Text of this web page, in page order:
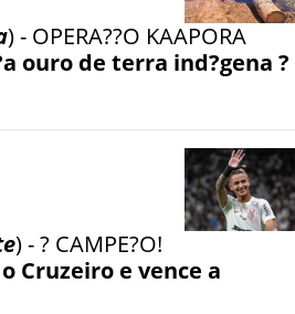
) - OPERA??O KAAPORA
ouro de terra ind?gena ?
) - ? CAMPE?O!
Cruzeiro e vence a